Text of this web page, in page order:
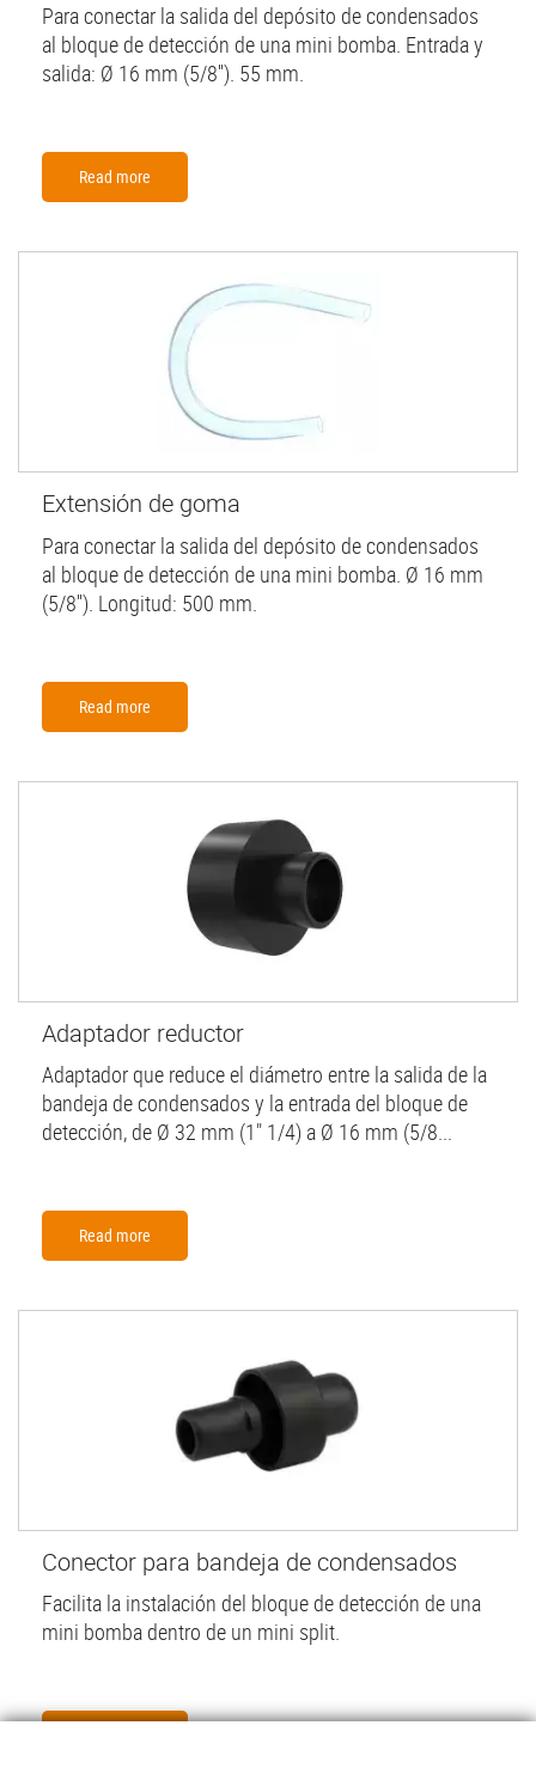
Para conectar la salida del depósito de condensados
al bloque de detección de una mini bomba. Entrada y
salida: Ø 16 mm (5/8''). 55 mm.
Read more
Extensión de goma
Para conectar la salida del depósito de condensados
al bloque de detección de una mini bomba. Ø 16 mm
(5/8''). Longitud: 500 mm.
Read more
Adaptador reductor
Adaptador que reduce el diámetro entre la salida de la
bandeja de condensados y la entrada del bloque de
detección, de Ø 32 mm (1" 1/4) a Ø 16 mm (5/8...
Read more
Conector para bandeja de condensados
Facilita la instalación del bloque de detección de una
mini bomba dentro de un mini split.